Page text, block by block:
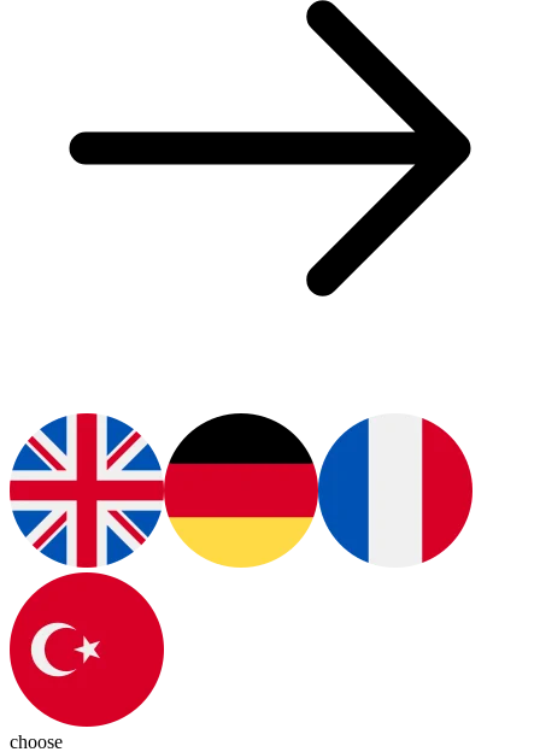
choose